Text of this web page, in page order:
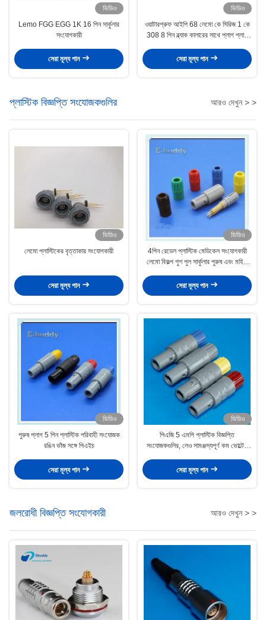
ভিডিও
Lemo FGG EGG 1K 16 পিন সার্কুলার
সংযোগকারী
সেরা মূল্য পান
ভিডিও
ওয়াটারপ্রুফ আইপি 68 লেমো কে সিরিজ 1 কে
308 8 পিন ব্ল্যাক কালারের সাথে প্লাগ প্লাগ
সেরা মূল্য পান
প্লাস্টিক বিজ্ঞপ্তি সংযোজকগুলির আরও দেখুন > >
ভিডিও
লেমো প্লাস্টিকের বৃত্তাকার সংযোগকারী
সেরা মূল্য পান
ভিডিও
4পিন রেডেল প্লাস্টিক মেডিকেল সংযোগকারী
লেমো বিকল্প পুশ পুল সার্কুলার পুরুষ এবং মহিলা
সেরা মূল্য পান
ভিডিও
পুরুষ প্লাগ 5 পিন প্লাস্টিক পরিবাহী সংযোজক
রঙিন ভাঁজ সঙ্গে পিএইচ
সেরা মূল্য পান
ভিডিও
পিএজি 5 এমপি প্লাস্টিক বিজ্ঞপ্তি
সংযোজকগুলির, লেও সামঞ্জস্যপূর্ণ কম ভোল্টেজ
সেরা মূল্য পান
জলরোধী বিজ্ঞপ্তি সংযোগকারী আরও দেখুন > >